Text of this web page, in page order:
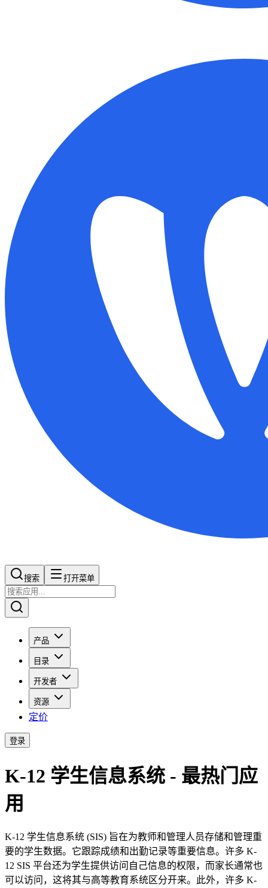
搜索​​​​ 打开菜单
产品
目录
开发者
资源
定价
登录
K-12 学生信息系统 - 最热门应
用
K-12 学生信息系统 (SIS) 旨在为教师和管理人员存储和管理重
要的学生数据。它跟踪成绩和出勤记录等重要信息。许多 K-
12 SIS 平台还为学生提供访问自己信息的权限，而家长通常也
可以访问，这将其与高等教育系统区分开来。此外，许多 K-